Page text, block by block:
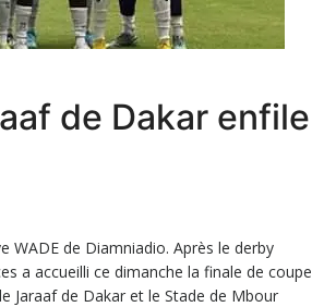
de Dakar enfile
WADE de Diamniadio. Après le derby
a accueilli ce dimanche la finale de coupe
Jaraaf de Dakar et le Stade de Mbour